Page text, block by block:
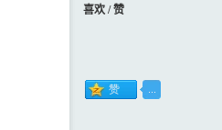
喜欢 / 赞